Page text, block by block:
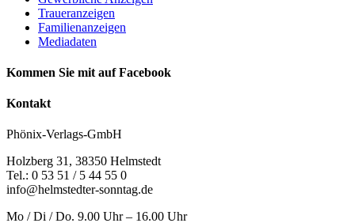
Traueranzeigen
Familienanzeigen
Mediadaten
Kommen Sie mit auf Facebook
Kontakt
Phönix-Verlags-GmbH
Holzberg 31, 38350 Helmstedt
Tel.: 0 53 51 / 5 44 55 0
info@helmstedter-sonntag.de
Mo / Di / Do. 9.00 Uhr – 16.00 Uhr